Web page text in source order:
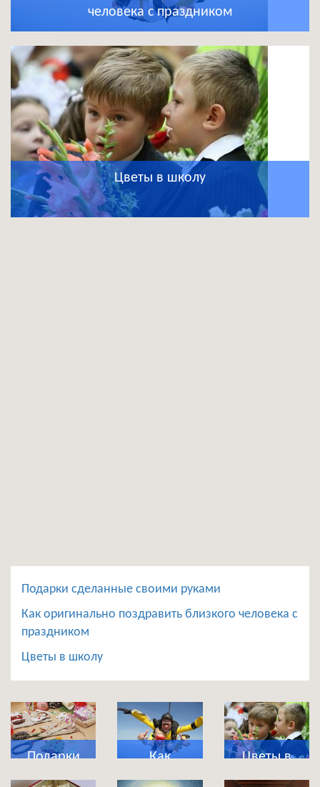
человека с праздником
Цветы в школу
Подарки сделанные своими руками
Как оригинально поздравить близкого человека с
праздником
Цветы в школу
Подарки
сделанные
Как
оригинально
Цветы в
школу